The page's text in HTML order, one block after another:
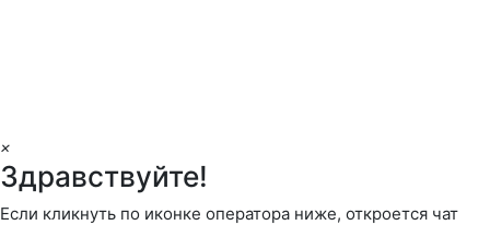
×
Здравствуйте!
Если кликнуть по иконке оператора ниже, откроется чат